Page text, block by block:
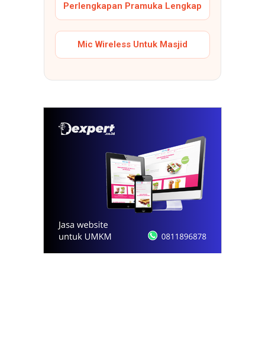
Perlengkapan Pramuka Lengkap
Mic Wireless Untuk Masjid